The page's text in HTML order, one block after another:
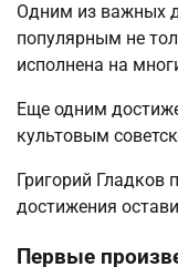
Одним из важных
популярным не
исполнена на
Еще одним
культовым
Григорий Гладков
достижения
Первые